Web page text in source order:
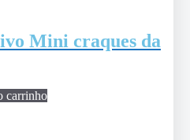
Mini craques da
carrinho